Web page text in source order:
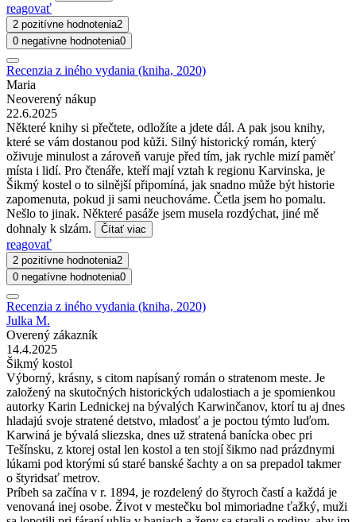
reagovať
2 pozitívne hodnotenia2
0 negatívne hodnotenia0
Recenzia z iného vydania (kniha, 2020)
Maria
Neoverený nákup
22.6.2025
Některé knihy si přečtete, odložíte a jdete dál. A pak jsou knihy,
které se vám dostanou pod kůži. Silný historický román, který
oživuje minulost a zároveň varuje před tím, jak rychle mizí paměť
místa i lidí. Pro čtenáře, kteří mají vztah k regionu Karvinska, je
Šikmý kostel o to silnější připomíná, jak snadno může být historie
zapomenuta, pokud ji sami neuchováme. Četla jsem ho pomalu.
Nešlo to jinak. Některé pasáže jsem musela rozdýchat, jiné mě
dohnaly k slzám.
Čítať viac
reagovať
2 pozitívne hodnotenia2
0 negatívne hodnotenia0
Recenzia z iného vydania (kniha, 2020)
Julka M.
Overený zákazník
14.4.2025
Šikmý kostol
Výborný, krásny, s citom napísaný román o stratenom meste. Je
založený na skutočných historických udalostiach a je spomienkou
autorky Karin Lednickej na bývalých Karwinčanov, ktorí tu aj dnes
hladajú svoje stratené detstvo, mladosť a je poctou týmto luďom.
Karwiná je bývalá sliezska, dnes už stratená banícka obec pri
Tešínsku, z ktorej ostal len kostol a ten stojí šikmo nad prázdnymi
lúkami pod ktorými sú staré banské šachty a on sa prepadol takmer
o štyridsať metrov.
Príbeh sa začína v r. 1894, je rozdelený do štyroch častí a každá je
venovaná inej osobe. Život v mestečku bol mimoriadne ťažký, muži